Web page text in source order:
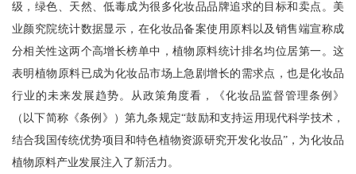
级，绿色、天然、低毒成为很多化妆品品牌追求的目标和卖点。美
业颜究院统计数据显示，在化妆品备案使用原料以及销售端宣称成
分相关性这两个高增长榜单中，植物原料统计排名均位居第一。这
表明植物原料已成为化妆品市场上急剧增长的需求点，也是化妆品
行业的未来发展趋势。从政策角度看，《化妆品监督管理条例》
（以下简称《条例》）第九条规定“鼓励和支持运用现代科学技术，
结合我国传统优势项目和特色植物资源研究开发化妆品”，为化妆品
植物原料产业发展注入了新活力。